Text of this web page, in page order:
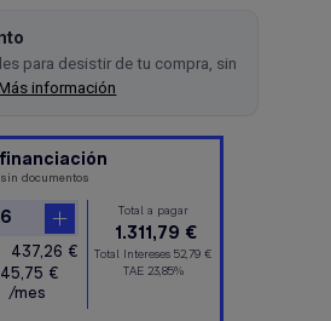
para desistir de tu compra, sin
información